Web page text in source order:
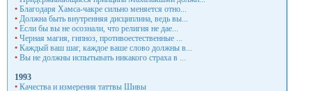
• Благодаря Хамса-чакре сильно меняется отно...
• Должна быть внутренняя дисциплина, ведь вы...
• Если бы вы не осознали, что религия не дае...
• Черная магия, гипноз, противоестественные ...
• Каждый ваш шаг, каждое ваше слово должны в...
• Вы не должны испытывать никакого страха в ...
1993
• Качества и измерения таттвы Шивы